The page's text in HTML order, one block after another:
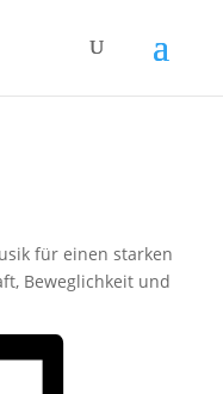
für einen starken
Beweglichkeit und